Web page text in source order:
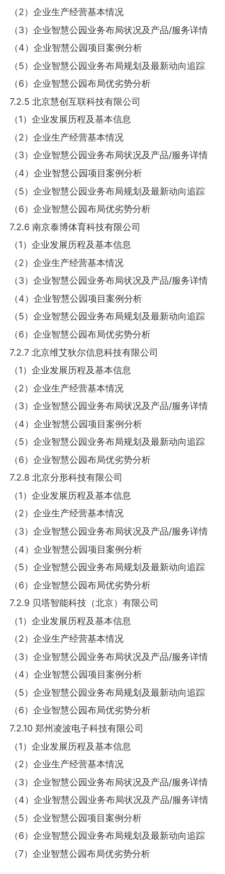
（2）企业生产经营基本情况
（3）企业智慧公园业务布局状况及产品/服务详情
（4）企业智慧公园项目案例分析
（5）企业智慧公园业务布局规划及最新动向追踪
（6）企业智慧公园布局优劣势分析
7.2.5 北京慧创互联科技有限公司
（1）企业发展历程及基本信息
（2）企业生产经营基本情况
（3）企业智慧公园业务布局状况及产品/服务详情
（4）企业智慧公园项目案例分析
（5）企业智慧公园业务布局规划及最新动向追踪
（6）企业智慧公园布局优劣势分析
7.2.6 南京泰博体育科技有限公司
（1）企业发展历程及基本信息
（2）企业生产经营基本情况
（3）企业智慧公园业务布局状况及产品/服务详情
（4）企业智慧公园项目案例分析
（5）企业智慧公园业务布局规划及最新动向追踪
（6）企业智慧公园布局优劣势分析
7.2.7 北京维艾狄尔信息科技有限公司
（1）企业发展历程及基本信息
（2）企业生产经营基本情况
（3）企业智慧公园业务布局状况及产品/服务详情
（4）企业智慧公园项目案例分析
（5）企业智慧公园业务布局规划及最新动向追踪
（6）企业智慧公园布局优劣势分析
7.2.8 北京分形科技有限公司
（1）企业发展历程及基本信息
（2）企业生产经营基本情况
（3）企业智慧公园业务布局状况及产品/服务详情
（4）企业智慧公园项目案例分析
（5）企业智慧公园业务布局规划及最新动向追踪
（6）企业智慧公园布局优劣势分析
7.2.9 贝塔智能科技（北京）有限公司
（1）企业发展历程及基本信息
（2）企业生产经营基本情况
（3）企业智慧公园业务布局状况及产品/服务详情
（4）企业智慧公园项目案例分析
（5）企业智慧公园业务布局规划及最新动向追踪
（6）企业智慧公园布局优劣势分析
7.2.10 郑州凌波电子科技有限公司
（1）企业发展历程及基本信息
（2）企业生产经营基本情况
（3）企业智慧公园业务布局状况及产品/服务详情
（4）企业智慧公园业务布局状况及产品/服务详情
（5）企业智慧公园项目案例分析
（6）企业智慧公园业务布局规划及最新动向追踪
（7）企业智慧公园布局优劣势分析